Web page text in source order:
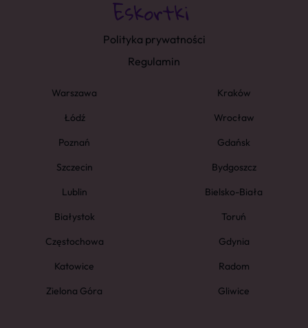
Polityka prywatności
Regulamin
Warszawa
Kraków
Łódź
Wrocław
Poznań
Gdańsk
Szczecin
Bydgoszcz
Lublin
Bielsko-Biała
Białystok
Toruń
Częstochowa
Gdynia
Katowice
Radom
Zielona Góra
Gliwice